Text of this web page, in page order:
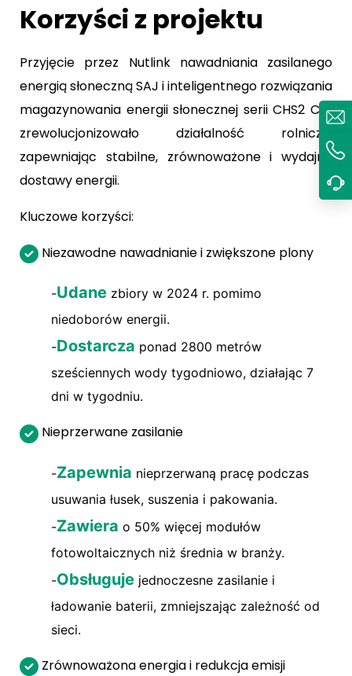
Korzyści z projektu
Przyjęcie przez Nutlink nawadniania zasilanego
energią słoneczną SAJ i inteligentnego rozwiązania
magazynowania energii słonecznej serii CHS2 C&I
zrewolucjonizowało działalność rolniczą,
zapewniając stabilne, zrównoważone i wydajne
dostawy energii.
Kluczowe korzyści:
Niezawodne nawadnianie i zwiększone plony
-Udane zbiory w 2024 r. pomimo
niedoborów energii.
-Dostarcza ponad 2800 metrów
sześciennych wody tygodniowo, działając 7
dni w tygodniu.
Nieprzerwane zasilanie
-Zapewnia nieprzerwaną pracę podczas
usuwania łusek, suszenia i pakowania.
-Zawiera o 50% więcej modułów
fotowoltaicznych niż średnia w branży.
-Obsługuje jednoczesne zasilanie i
ładowanie baterii, zmniejszając zależność od
sieci.
Zrównoważona energia i redukcja emisji